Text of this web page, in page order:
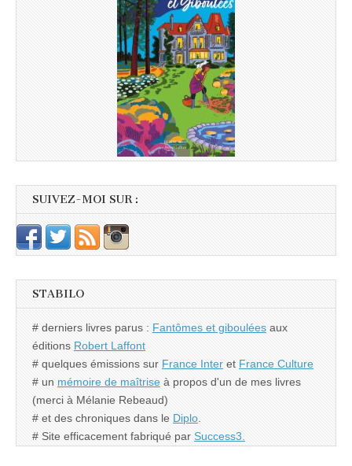
SUIVEZ-MOI SUR :
STABILO
# derniers livres parus : Fantômes et giboulées aux
éditions Robert Laffont
# quelques émissions sur France Inter et France Culture
# un mémoire de maîtrise à propos d'un de mes livres
(merci à Mélanie Rebeaud)
# et des chroniques dans le Diplo.
# Site efficacement fabriqué par Success3.